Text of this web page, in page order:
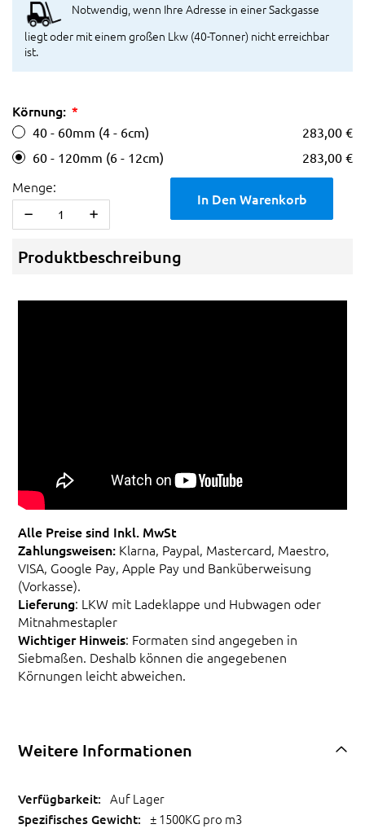
Notwendig, wenn Ihre Adresse in einer Sackgasse
liegt oder mit einem großen Lkw (40-Tonner) nicht erreichbar
ist.
Körnung:
40 - 60mm (4 - 6cm)
283,00 €
60 - 120mm (6 - 12cm)
283,00 €
Menge:
In Den Warenkorb
Produktbeschreibung
Alle Preise sind Inkl. MwSt
Zahlungsweisen: Klarna, Paypal, Mastercard, Maestro,
VISA, Google Pay, Apple Pay und Banküberweisung
(Vorkasse).
Lieferung: LKW mit Ladeklappe und Hubwagen oder
Mitnahmestapler
Wichtiger Hinweis: Formaten sind angegeben in
Siebmaßen. Deshalb können die angegebenen
Körnungen leicht abweichen.
Weitere Informationen
Auf Lager
± 1500KG pro m3